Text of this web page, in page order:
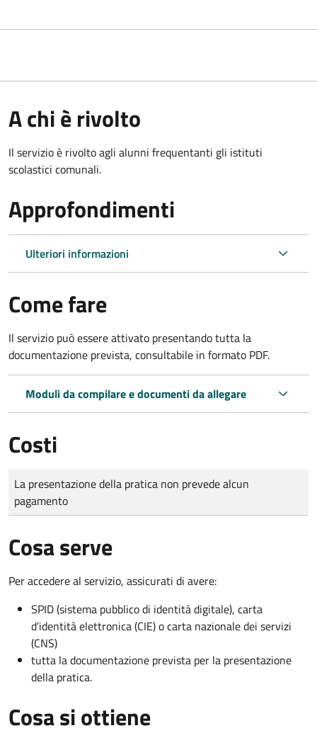
A chi è rivolto
Il servizio è rivolto agli alunni frequentanti gli istituti
scolastici comunali.
Approfondimenti
Ulteriori informazioni
Come fare
Il servizio può essere attivato presentando tutta la
documentazione prevista, consultabile in formato PDF.
Moduli da compilare e documenti da allegare
Costi
Tipo di pagamento
Importo
La presentazione della pratica non prevede alcun
pagamento
Cosa serve
Per accedere al servizio, assicurati di avere:
SPID (sistema pubblico di identità digitale), carta
d’identità elettronica (CIE) o carta nazionale dei servizi
(CNS)
tutta la documentazione prevista per la presentazione
della pratica.
Cosa si ottiene